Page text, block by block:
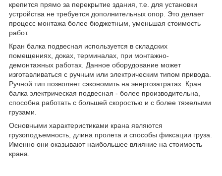
крепится прямо за перекрытие здания, т.е. для установки
устройства не требуется дополнительных опор. Это делает
процесс монтажа более бюджетным, уменьшая стоимость
работ.
Кран балка подвесная используется в складских
помещениях, доках, терминалах, при монтажно-
демонтажных работах. Данное оборудование может
изготавливаться с ручным или электрическим типом привода.
Ручной тип позволяет сэкономить на энергозатратах. Кран
балка электрическая подвесная - более производительна,
способна работать с большей скоростью и с более тяжелыми
грузами.
Основными характеристиками крана являются
грузоподъемность, длина пролета и способы фиксации груза.
Именно они оказывают наибольшее влияние на стоимость
крана.